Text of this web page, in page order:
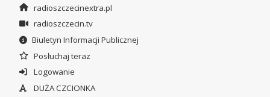
radioszczecinextra.pl
radioszczecin.tv
Biuletyn Informacji Publicznej
Posłuchaj teraz
Logowanie
DUŻA CZCIONKA